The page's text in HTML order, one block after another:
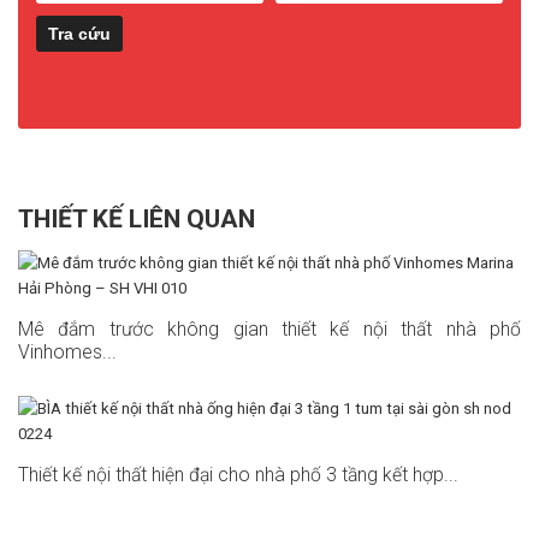
THIẾT KẾ LIÊN QUAN
Mê đắm trước không gian thiết kế nội thất nhà phố
Vinhomes...
Thiết kế nội thất hiện đại cho nhà phố 3 tầng kết hợp...